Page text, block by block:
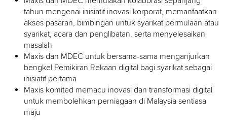
tahun mengenai inisiatif inovasi korporat, memanfaatkan
akses pasaran, bimbingan untuk syarikat permulaan atau
syarikat, acara dan penglibatan, serta menyelesaikan
masalah
Maxis dan MDEC untuk bersama-sama menganjurkan
bengkel Pemikiran Rekaan digital bagi syarikat sebagai
inisiatif pertama
Maxis komited memacu inovasi dan transformasi digital
untuk membolehkan perniagaan di Malaysia sentiasa
maju